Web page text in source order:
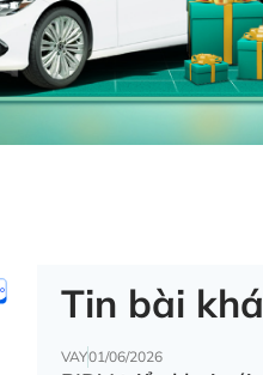
Tin bài
VAY01/06/2026